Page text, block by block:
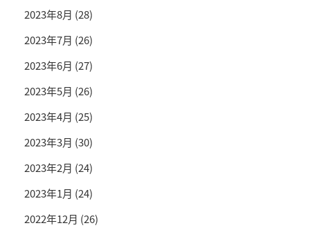
2023年8月 (28)
2023年7月 (26)
2023年6月 (27)
2023年5月 (26)
2023年4月 (25)
2023年3月 (30)
2023年2月 (24)
2023年1月 (24)
2022年12月 (26)